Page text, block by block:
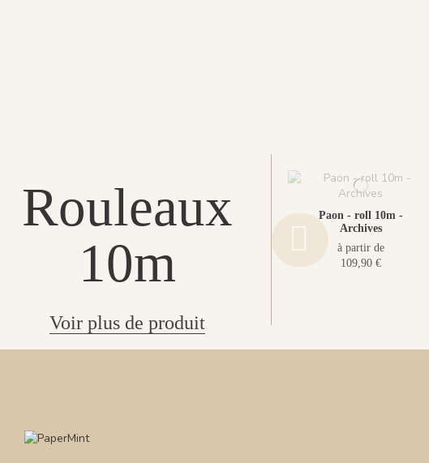
Rouleaux
10m
Voir plus de produit
Paon - roll 10m -
Archives
à partir de
109,90 €